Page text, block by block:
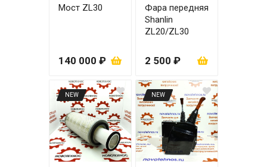
Мост ZL30
140 000 ₽
Фара передняя
Shanlin
ZL20/ZL30
2 500 ₽
NEW NEW